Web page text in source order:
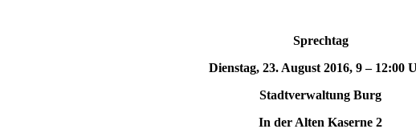
Sprechtag
Dienstag, 23. August 2016, 9 – 12:00
Stadtverwaltung Burg
In der Alten Kaserne 2